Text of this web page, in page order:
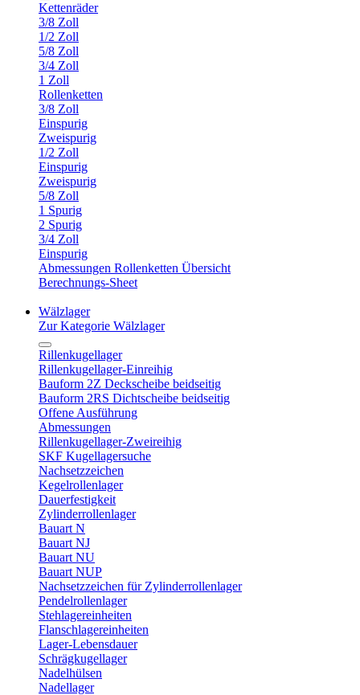
Kettenräder
3/8 Zoll
1/2 Zoll
5/8 Zoll
3/4 Zoll
1 Zoll
Rollenketten
3/8 Zoll
Einspurig
Zweispurig
1/2 Zoll
Einspurig
Zweispurig
5/8 Zoll
1 Spurig
2 Spurig
3/4 Zoll
Einspurig
Abmessungen Rollenketten Übersicht
Berechnungs-Sheet
Wälzlager
Zur Kategorie Wälzlager
Rillenkugellager
Rillenkugellager-Einreihig
Bauform 2Z Deckscheibe beidseitig
Bauform 2RS Dichtscheibe beidseitig
Offene Ausführung
Abmessungen
Rillenkugellager-Zweireihig
SKF Kugellagersuche
Nachsetzzeichen
Kegelrollenlager
Dauerfestigkeit
Zylinderrollenlager
Bauart N
Bauart NJ
Bauart NU
Bauart NUP
Nachsetzzeichen für Zylinderrollenlager
Pendelrollenlager
Stehlagereinheiten
Flanschlagereinheiten
Lager-Lebensdauer
Schrägkugellager
Nadelhülsen
Nadellager